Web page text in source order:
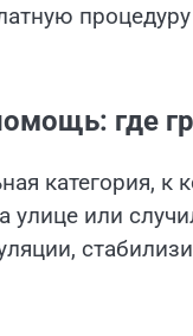
где
категория, к
улице или